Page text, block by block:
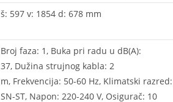
š: 597 v: 1854 d: 678 mm
Broj faza: 1, Buka pri radu u dB(A):
37, Dužina strujnog kabla: 2
m, Frekvencija: 50-60 Hz, Klimatski razred:
SN-ST, Napon: 220-240 V, Osigurač: 10